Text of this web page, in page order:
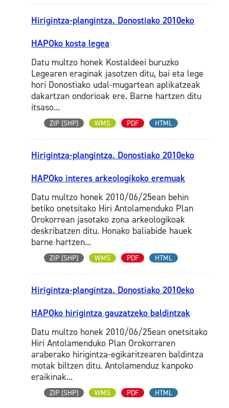
Hirigintza-plangintza. Donostiako 2010eko
HAPOko kosta legea
Datu multzo honek Kostaldeei buruzko
Legearen eraginak jasotzen ditu, bai eta lege
hori Donostiako udal-mugartean aplikatzeak
dakartzan ondorioak ere. Barne hartzen ditu
itsaso...
ZIP (SHP) WMS PDF HTML
Hirigintza-plangintza. Donostiako 2010eko
HAPOko interes arkeologikoko eremuak
Datu multzo honek 2010/06/25ean behin
betiko onetsitako Hiri Antolamenduko Plan
Orokorrean jasotako zona arkeologikoak
deskribatzen ditu. Honako baliabide hauek
barne hartzen...
ZIP (SHP) WMS PDF HTML
Hirigintza-plangintza. Donostiako 2010eko
HAPOko hirigintza gauzatzeko baldintzak
Datu multzo honek 2010/06/25ean onetsitako
Hiri Antolamenduko Plan Orokorraren
araberako hirigintza-egikaritzearen baldintza
motak biltzen ditu. Antolamenduz kanpoko
eraikinak...
ZIP (SHP) WMS PDF HTML